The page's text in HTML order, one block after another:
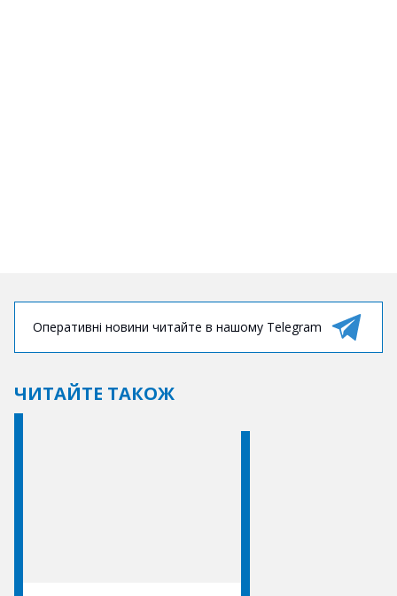
Оперативні новини читайте в нашому Telegram
ЧИТАЙТЕ ТАКОЖ